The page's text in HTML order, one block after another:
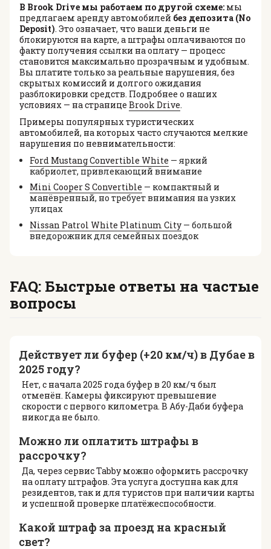
В Brook Drive мы работаем по другой схеме: мы
предлагаем аренду автомобилей без депозита (No
Deposit). Это означает, что ваши деньги не
блокируются на карте, а штрафы оплачиваются по
факту получения ссылки на оплату — процесс
становится максимально прозрачным и удобным.
Вы платите только за реальные нарушения, без
скрытых комиссий и долгого ожидания
разблокировки средств. Подробнее о наших
условиях — на странице Brook Drive.
Примеры популярных туристических
автомобилей, на которых часто случаются мелкие
нарушения по невнимательности:
Ford Mustang Convertible White — яркий
кабриолет, привлекающий внимание
Mini Cooper S Convertible — компактный и
манёвренный, но требует внимания на узких
улицах
Nissan Patrol White Platinum City— большой
внедорожник для семейных поездок
FAQ: Быстрые ответы на частые
вопросы
Действует ли буфер (+20 км/ч) в Дубае в
2025 году?
Нет, с начала 2025 года буфер в 20 км/ч был
отменён. Камеры фиксируют превышение
скорости с первого километра. В Абу-Даби буфера
никогда не было.
Можно ли оплатить штрафы в
рассрочку?
Да, через сервис Tabby можно оформить рассрочку
на оплату штрафов. Эта услуга доступна как для
резидентов, так и для туристов при наличии карты
и успешной проверке платёжеспособности.
Какой штраф за проезд на красный
свет?